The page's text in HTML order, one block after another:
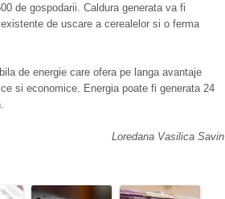
de gospodarii. Caldura generata va fi
de uscare a cerealelor si o ferma
de energie care ofera pe langa avantaje
si economice. Energia poate fi generata 24
Loredana Vasilica Savin